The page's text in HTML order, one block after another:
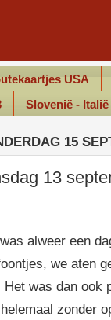
USA
Slovenië -
15
13
alweer een
we aten
Het was dan ook
zonder